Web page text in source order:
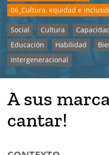
06_Cultura, equidad e
Social Cultura
Educación
Habilidad
Intergeneracional
A sus
cantar!